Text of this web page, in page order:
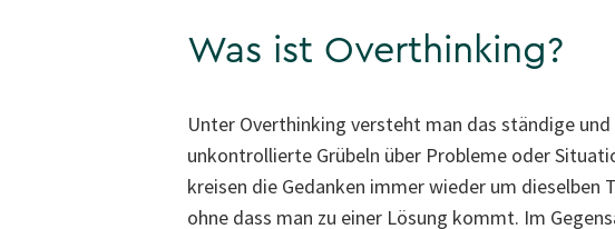
Was ist Overthinking?
Unter Overthinking versteht man das ständige
unkontrollierte Grübeln über Probleme oder
kreisen die Gedanken immer wieder um dieselben
ohne dass man zu einer Lösung kommt. Im